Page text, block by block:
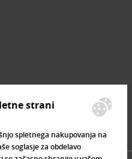
strani
spletnega nakupovanja na
soglasje za obdelavo